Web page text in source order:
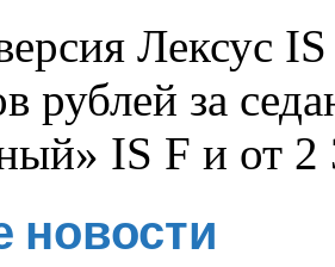
Лексус
рублей за
IS F и от 2
новости